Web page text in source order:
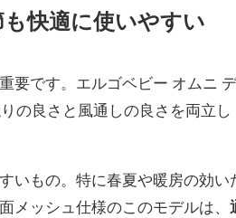
快適に使いやすい
要です。エルゴベビー オムニ
の良さと風通しの良さを両立し
いもの。特に春夏や暖房の効い
メッシュ仕様のこのモデルは、